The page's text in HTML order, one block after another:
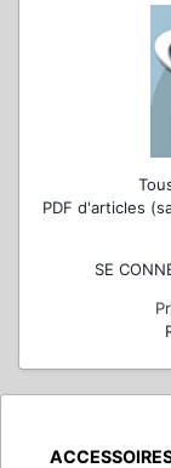
PDF d'articles
SE